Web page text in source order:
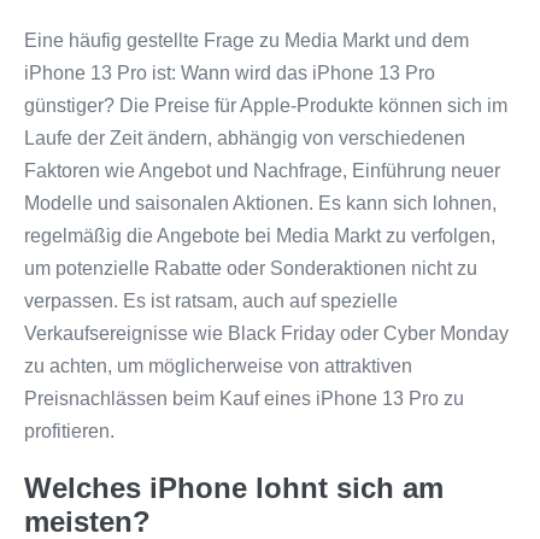
Eine häufig gestellte Frage zu Media Markt und dem
iPhone 13 Pro ist: Wann wird das iPhone 13 Pro
günstiger? Die Preise für Apple-Produkte können sich im
Laufe der Zeit ändern, abhängig von verschiedenen
Faktoren wie Angebot und Nachfrage, Einführung neuer
Modelle und saisonalen Aktionen. Es kann sich lohnen,
regelmäßig die Angebote bei Media Markt zu verfolgen,
um potenzielle Rabatte oder Sonderaktionen nicht zu
verpassen. Es ist ratsam, auch auf spezielle
Verkaufsereignisse wie Black Friday oder Cyber Monday
zu achten, um möglicherweise von attraktiven
Preisnachlässen beim Kauf eines iPhone 13 Pro zu
profitieren.
Welches iPhone lohnt sich am
meisten?